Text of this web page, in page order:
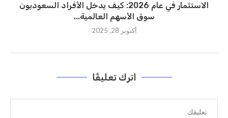
الاستثمار في عام 2026: كيف يدخل الأفراد السعوديون
سوق الأسهم العالمية...
أكتوبر 28, 2025
اترك تعليقًا